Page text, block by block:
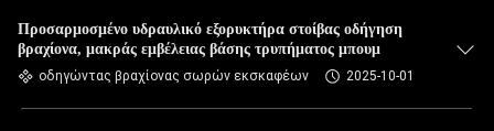
Προσαρμοσμένο υδραυλικό εξορυκτήρα στοίβας οδήγηση
βραχίονα, μακράς εμβέλειας βάσης τρυπήματος μπουμ
οδηγώντας βραχίονας σωρών εκσκαφέων 2025-10-01